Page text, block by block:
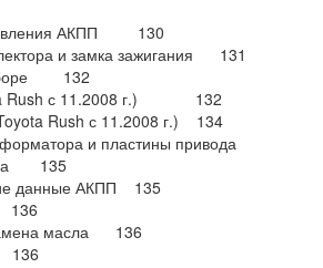
АКПП 130
и замка зажигания 131
132
Rush с 11.2008 г.) 132
Rush с 11.2008 г.) 134
и пластины привода
135
данные АКПП 135
136
масла 136
136